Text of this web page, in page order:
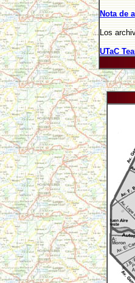
Nota de
Los
UTaC